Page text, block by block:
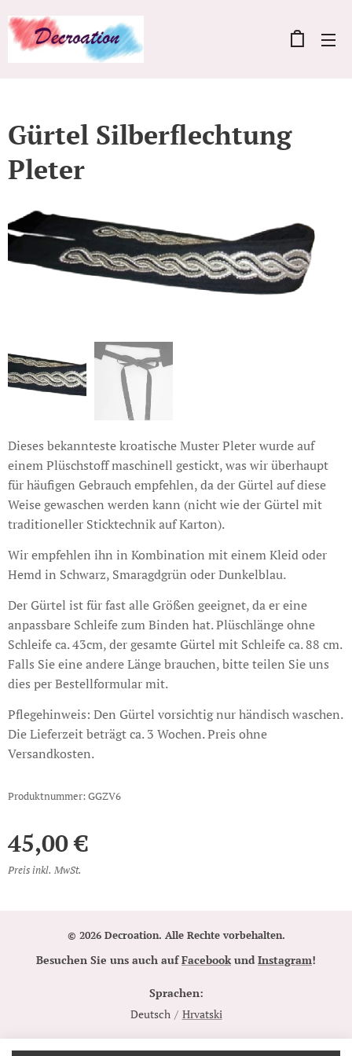
Gürtel Silberflechtung
Pleter
Dieses bekannteste kroatische Muster Pleter wurde auf
einem Plüschstoff maschinell gestickt, was wir überhaupt
für häufigen Gebrauch empfehlen, da der Gürtel auf diese
Weise gewaschen werden kann (nicht wie der Gürtel mit
traditioneller Sticktechnik auf Karton).
Wir empfehlen ihn in Kombination mit einem Kleid oder
Hemd in Schwarz, Smaragdgrün oder Dunkelblau.
Der Gürtel ist für fast alle Größen geeignet, da er eine
anpassbare Schleife zum Binden hat. Plüschlänge ohne
Schleife ca. 43cm, der gesamte Gürtel mit Schleife ca. 88 cm.
Falls Sie eine andere Länge brauchen, bitte teilen Sie uns
dies per Bestellformular mit.
Pflegehinweis: Den Gürtel vorsichtig nur händisch waschen.
Die Lieferzeit beträgt ca. 3 Wochen. Preis ohne
Versandkosten.
Produktnummer: GGZV6
45,00€
Preis inkl. MwSt.
© 2026 Decroation. Alle Rechte vorbehalten.
Besuchen Sie uns auch aufFacebookundInstagram!
Sprachen
Deutsch
Hrvatski